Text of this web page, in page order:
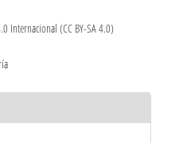
Internacional (CC BY-SA 4.0)